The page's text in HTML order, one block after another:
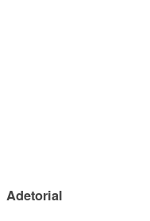
Adetorial